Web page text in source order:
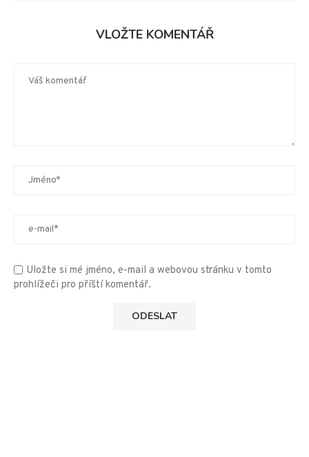
VLOŽTE KOMENTÁŘ
Uložte si mé jméno, e-mail a webovou stránku v tomto
prohlížeči pro příští komentář.